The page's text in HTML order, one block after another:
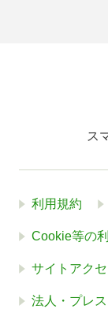
ス
利用規約
Cookie等の
サイトアク
法人・プレ